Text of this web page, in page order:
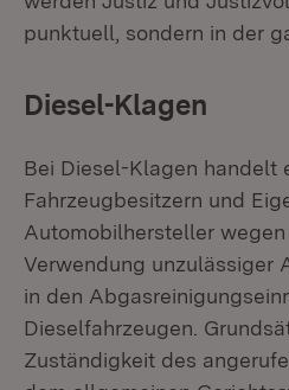
punktuell, sondern in der
Diesel-Klagen
Bei Diesel-Klagen handelt
Fahrzeugbesitzern und
Automobilhersteller
Verwendung unzulässiger
in den
Dieselfahrzeugen.
Zuständigkeit des